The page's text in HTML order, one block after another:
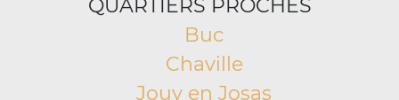
QUARTIERS PROCHES
Buc
Chaville
Jouy en Josas